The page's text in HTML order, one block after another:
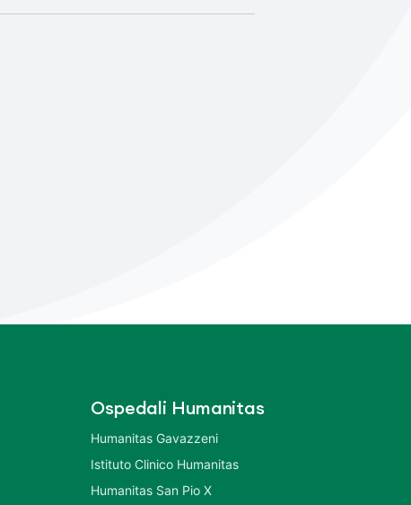
Ospedali Humanitas
Humanitas Gavazzeni
Istituto Clinico Humanitas
Humanitas San Pio X